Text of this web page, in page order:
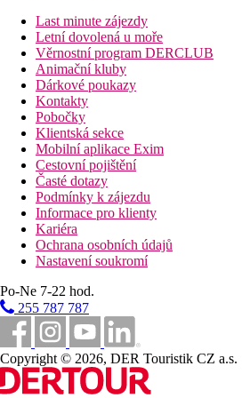
masáží a relaxačních procedur
Stravování
Snídaně
Vzdálenosti
123 km
Vzdálenost od nejbližšího letiště
Bazény
Dětský bazén
Bar u bazénu
Fotogalerie
Last minute zájezdy
Letní dovolená u moře
Věrnostní program DERCLUB
Animační kluby
Dárkové poukazy
Kontakty
Pobočky
Klientská sekce
Mobilní aplikace Exim
Cestovní pojištění
Časté dotazy
Podmínky k zájezdu
Informace pro klienty
Kariéra
Ochrana osobních údajů
Nastavení soukromí
Po-Ne 7-22 hod.
255 787 787
Copyright © 2026, DER Touristik CZ a.s.